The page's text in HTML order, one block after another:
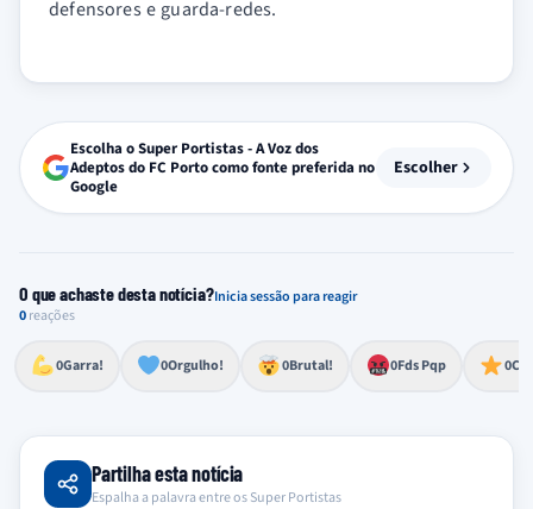
defensores e guarda-redes.
Escolha o Super Portistas - A Voz dos
Adeptos do FC Porto como fonte preferida no
Google
Escolher
O que achaste desta notícia?Inicia sessão para reagir
0reações
0Garra!
Esforço, determinação, aprovação forte
0Orgulho!
Lealdade, amor clubístico, sentimento profundo
0Brutal!
Impressionante, chocante, de grande impacto 0Fds Pqp
Reação de desespero, raiva, frustração ou espanto extremo 0
Excelência, destaque, o melhor
Partilha esta notícia
Espalha a palavra entre os Super Portistas